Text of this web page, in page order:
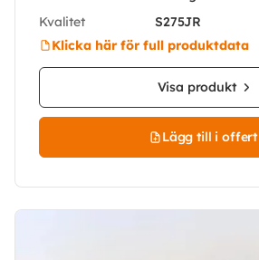
Kvalitet
S275JR
Klicka här för full produktdata
Visa produkt
Lägg till i offert